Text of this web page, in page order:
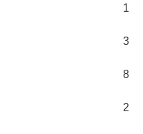
1
3
8
2